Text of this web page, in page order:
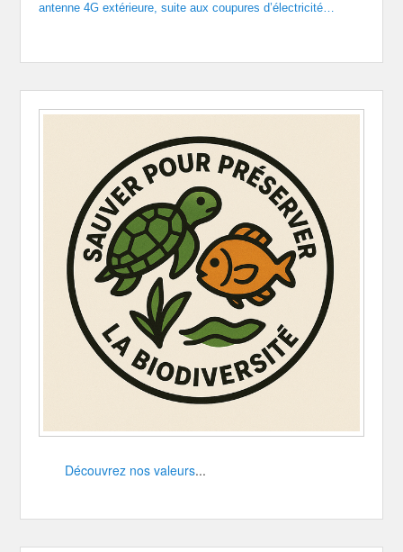
antenne 4G extérieure, suite aux coupures d’électricité…
Découvrez nos valeurs...